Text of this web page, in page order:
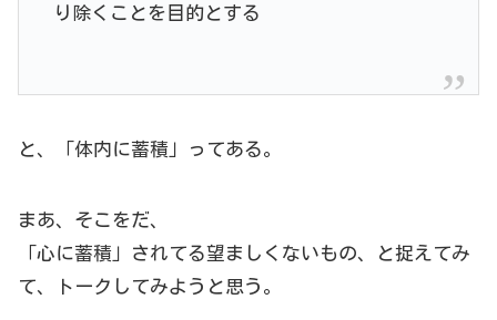
り除くことを目的とする
と、「体内に蓄積」ってある。
まあ、そこをだ、
「心に蓄積」されてる望ましくないもの、と捉えてみ
て、トークしてみようと思う。